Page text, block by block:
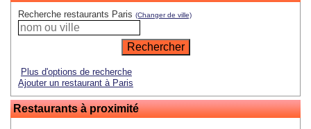
Recherche restaurants Paris (Changer de ville)
Plus d'options de recherche
Ajouter un restaurant à Paris
Restaurants à proximité